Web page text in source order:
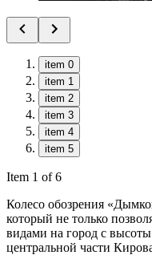
item 0
item 1
item 2
item 3
item 4
item 5
Item 1 of 6
Колесо обозрения
который не только
видами на город с
центральной части